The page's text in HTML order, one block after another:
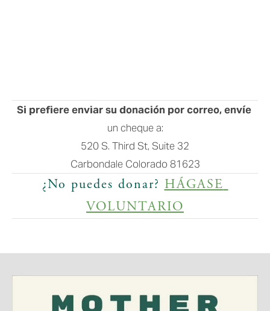
Si prefiere enviar su donación por correo, envíe
un cheque a:
520 S. Third St, Suite 32
Carbondale Colorado 81623
¿No puedes donar? HÁGASE
VOLUNTARIO